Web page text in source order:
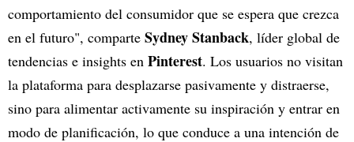
comportamiento del consumidor que se espera que crezca
en el futuro", comparte Sydney Stanback, líder global de
tendencias e insights en Pinterest. Los usuarios no visitan
la plataforma para desplazarse pasivamente y distraerse,
sino para alimentar activamente su inspiración y entrar en
modo de planificación, lo que conduce a una intención de